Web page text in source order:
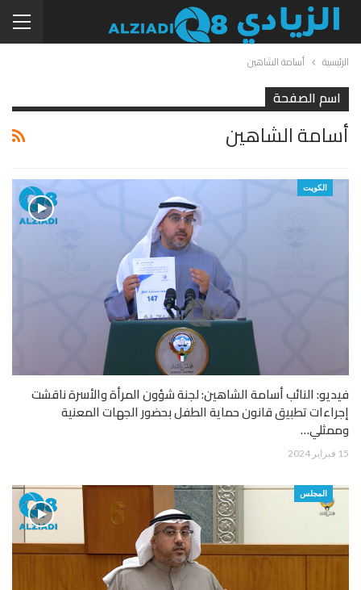
الرئيسية أسامة الشاهين
اسم الصفحة
أسامة الشاهين
الكويت
فيديو: النائب أسامة الشاهين: لجنة شؤون المرأة والأسرة ناقشت
إجراءات تطبيق قانون حماية الطفل بحضور الجهات المعنية
وممثلي…
15 فبراير 2024
المجلس